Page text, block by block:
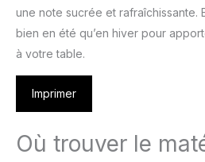
une note sucrée et rafraîchissante.
bien en été qu’en hiver pour
à votre table.
Imprimer
Où trouver le